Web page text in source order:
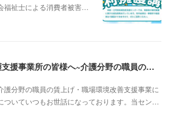
祉士による消費者被害…
【R8.4.1 居宅介護支援事業所の皆様へ~介護分野の職員の賃上げ・職場環境改善支援事業にかかる補助金の配分について】
護分野の職員の賃上げ・職場環境改善支援事業に
ついていつもお世話になっております。当セン…